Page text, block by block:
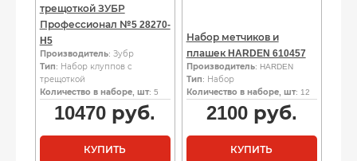
трещоткой ЗУБР
Профессионал №5 28270-
H5
Производитель: Зубр
Тип: Набор клуппов с
трещоткой
Количество в наборе, шт: 5
10470 руб.
КУПИТЬ
Набор метчиков и
плашек HARDEN 610457
Производитель: HARDEN
Тип: Набор
Количество в наборе, шт: 12
2100руб.
КУПИТЬ